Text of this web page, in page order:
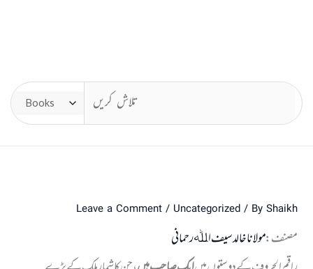
Leave a Comment / Uncategorized/ By Shaikh
مصنف:مولانا خالد سیف اﷲ رحمانی